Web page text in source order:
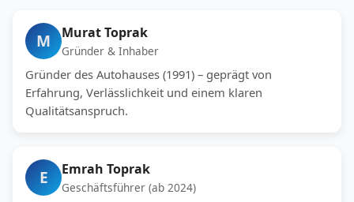
M Murat Toprak
Gründer & Inhaber
Gründer des Autohauses (1991) – geprägt von
Erfahrung, Verlässlichkeit und einem klaren
Qualitätsanspruch.
E Emrah Toprak
Geschäftsführer (ab 2024)